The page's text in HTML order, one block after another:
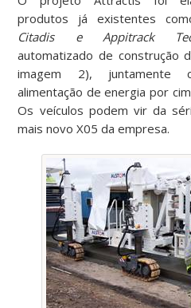
produtos já existentes
Citadis
eAppitrack
automatizado de construção
imagem 2), juntamente
alimentação de energia por
Os veículos podem vir da
mais novo X05 da empresa.